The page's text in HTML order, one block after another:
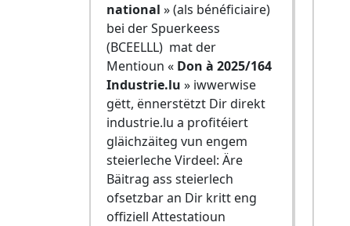
national » (als bénéficiaire)
bei der Spuerkeess
(BCEELLL) mat der
Mentioun « Don à 2025/164
Industrie.lu » iwwerwise
gëtt, ënnerstëtzt Dir direkt
industrie.lu a profitéiert
gläichzäiteg vun engem
steierleche Virdeel: Äre
Bäitrag ass steierlech
ofsetzbar an Dir kritt eng
offiziell Attestatioun